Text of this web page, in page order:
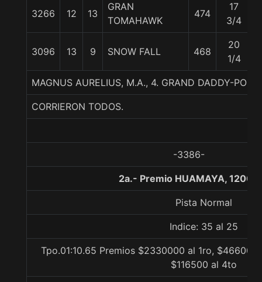
3266 12 13
GRAN
TOMAHAWK
474
17
3/4
3096 13 9 SNOW FALL 468
20
1/4
MAGNUS AURELIUS, M.A., 4. GRAND DADDY-
CORRIERON TODOS.
-3386-
2a.- Premio HUAMAYA, 1200
Pista Normal
Indice: 35 al 25
Tpo.01:10.65 Premios $2330000 al 1ro,
$116500 al 4to